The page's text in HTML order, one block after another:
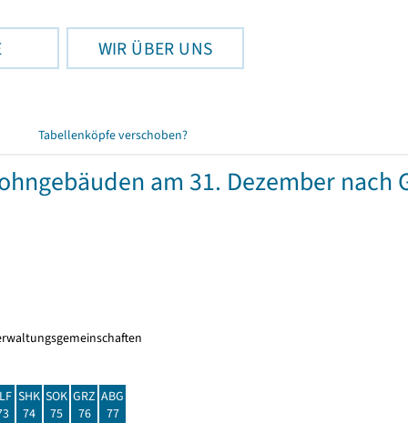
WIR ÜBER UNS
Tabellenköpfe verschoben?
am 31. Dezember
SHK
74
SOK
75
GRZ
76
ABG
77